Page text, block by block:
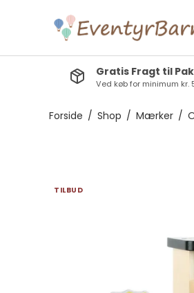
Baby Dan A/S
Barbo toys
Gratis Fragt til
Ved køb for minimum kr.
Forside / Shop / Mærker /
TILBUD